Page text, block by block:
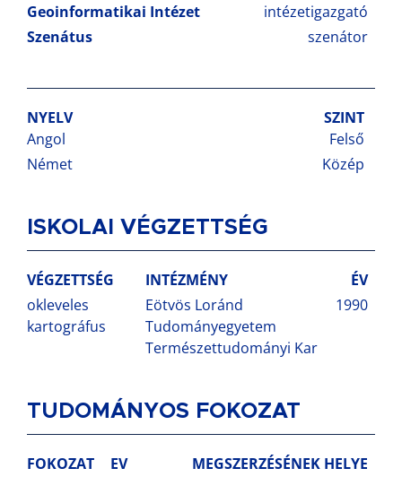
Geoinformatikai Intézet
intézetigazgató
Szenátus
szenátor
NYELV
SZINT
Angol
Felső
Német
Közép
ISKOLAI VÉGZETTSÉG
VÉGZETTSÉG INTÉZMÉNY
ÉV
okleveles
kartográfus
Eötvös Loránd
Tudományegyetem
Természettudományi Kar
1990
TUDOMÁNYOS FOKOZAT
FOKOZAT EV
MEGSZERZÉSÉNEK HELYE